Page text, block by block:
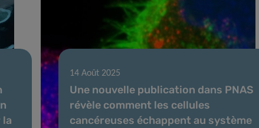
la
14 Août 2025
Une nouvelle publication dans PNAS
révèle comment les cellules
cancéreuses échappent au système